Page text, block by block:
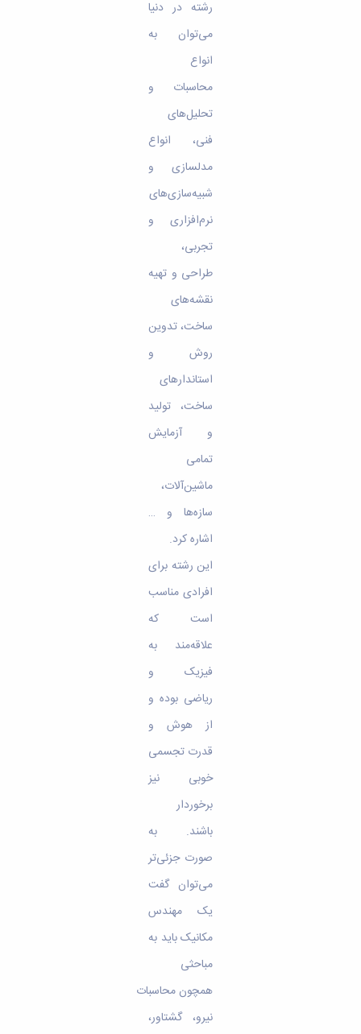
رشته در دنیا
می‌توان به
انواع
محاسبات و
تحلیل‌های
فنی، انواع
مدلسازی و
شبیه‌سازی‌های
نرم‌افزاری و
تجربی،
طراحی و تهیه
نقشه‌های
ساخت، تدوین
روش و
استاندارهای
ساخت، تولید
و آزمایش
تمامی
ماشین‌آلات،
سازه‌ها و …
اشاره کرد.
این رشته برای
افرادی مناسب
است که
علاقه‌مند به
فیزیک و
ریاضی بوده و
از هوش‌ و
قدرت‌ تجسمی
خوبی نیز
برخوردار
باشند. به
صورت جزئی‌تر
می‌توان گفت
یک مهندس
مکانیک باید به
مباحثی
همچون محاسبات
نیرو، گشتاور،